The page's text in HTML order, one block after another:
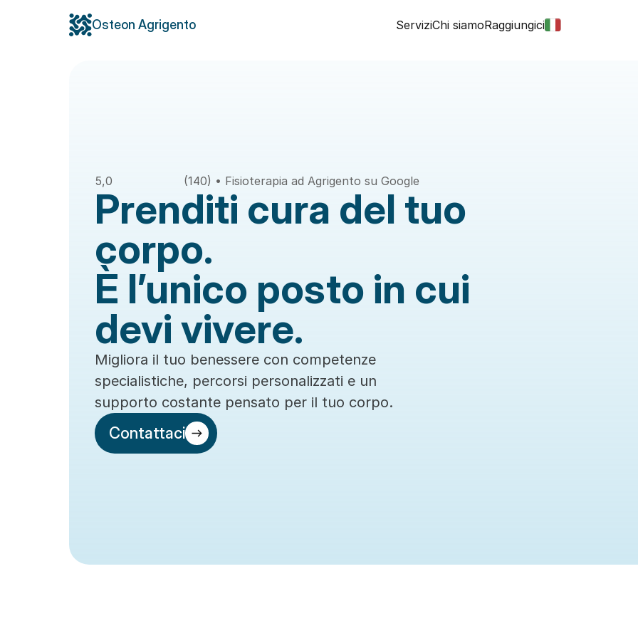
Osteon Agrigento ServiziChi siamoRaggiungici
5,0 (140) • Fisioterapia ad Agrigento su Google
Prenditi cura del tuo
corpo.
È l’unico posto in cui
devi vivere.
Migliora il tuo benessere con competenze
specialistiche, percorsi personalizzati e un
supporto costante pensato per il tuo corpo.
Contattaci